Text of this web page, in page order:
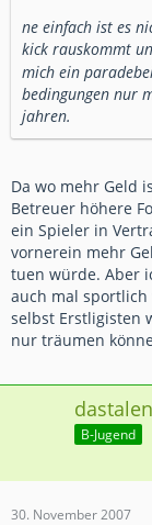
ne einfach ist es
kick rauskommt
mich ein
bedingungen nur
jahren.
Da wo mehr Geld
Betreuer höhere
ein Spieler in
vornerein mehr
tuen würde. Aber
auch mal sportlich
selbst Erstligisten
nur träumen
B-Jugend
30. November 2007